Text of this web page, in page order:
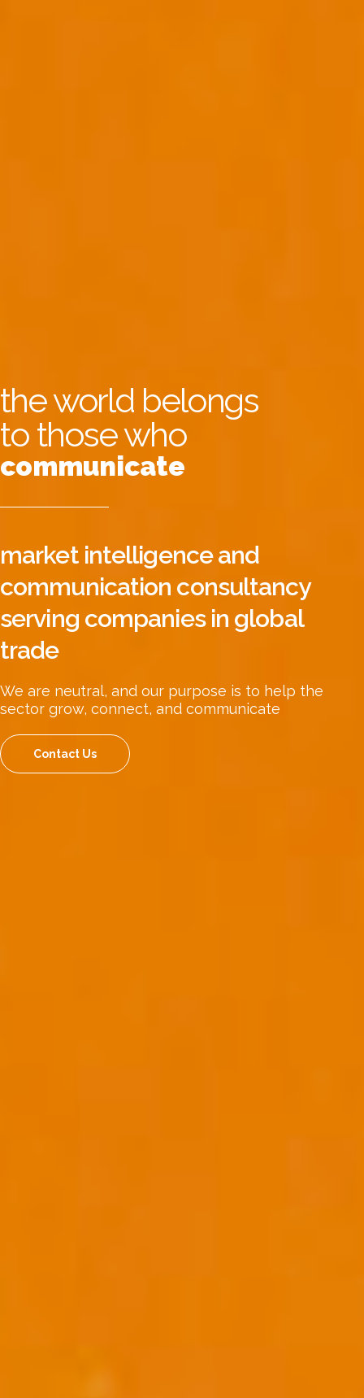
the world belongs
to those who
communicate
market intelligence and
communication consultancy
serving companies in global
trade
We are neutral, and our purpose is to help the
sector grow, connect, and communicate
Contact Us